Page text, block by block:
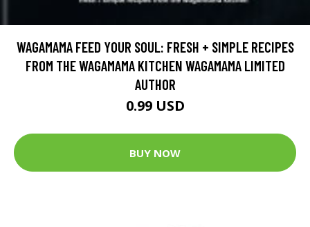
WAGAMAMA FEED YOUR SOUL: FRESH + SIMPLE RECIPES
FROM THE WAGAMAMA KITCHEN WAGAMAMA LIMITED
AUTHOR
0.99 USD
BUY NOW